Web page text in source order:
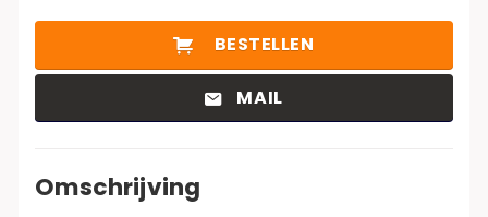
BESTELLEN
MAIL
Omschrijving